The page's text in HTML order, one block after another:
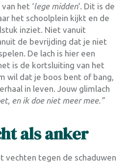
het ‘lege midden‘. Dit is de
het schoolplein kijkt en de
inziet. Niet vanuit
de bevrijding dat je niet
De lach is hier een
is de kortsluiting van het
wil dat je boos bent of bang,
in leven. Jouw glimlach
en ik doe niet meer mee.”
als anker
vechten tegen de schaduwen